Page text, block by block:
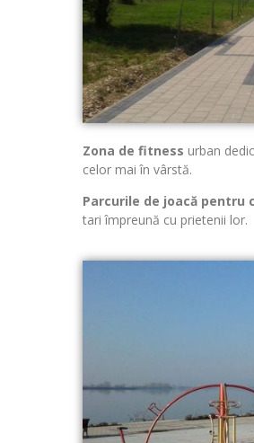
Zona de fitness urban
celor mai în vârstă.
Parcurile de joacă pentru
tari împreună cu prietenii lor.